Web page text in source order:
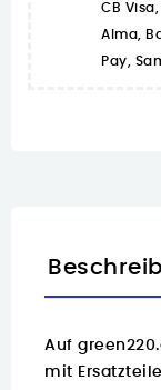
CB
Alma,
Pay,
Auf
mit